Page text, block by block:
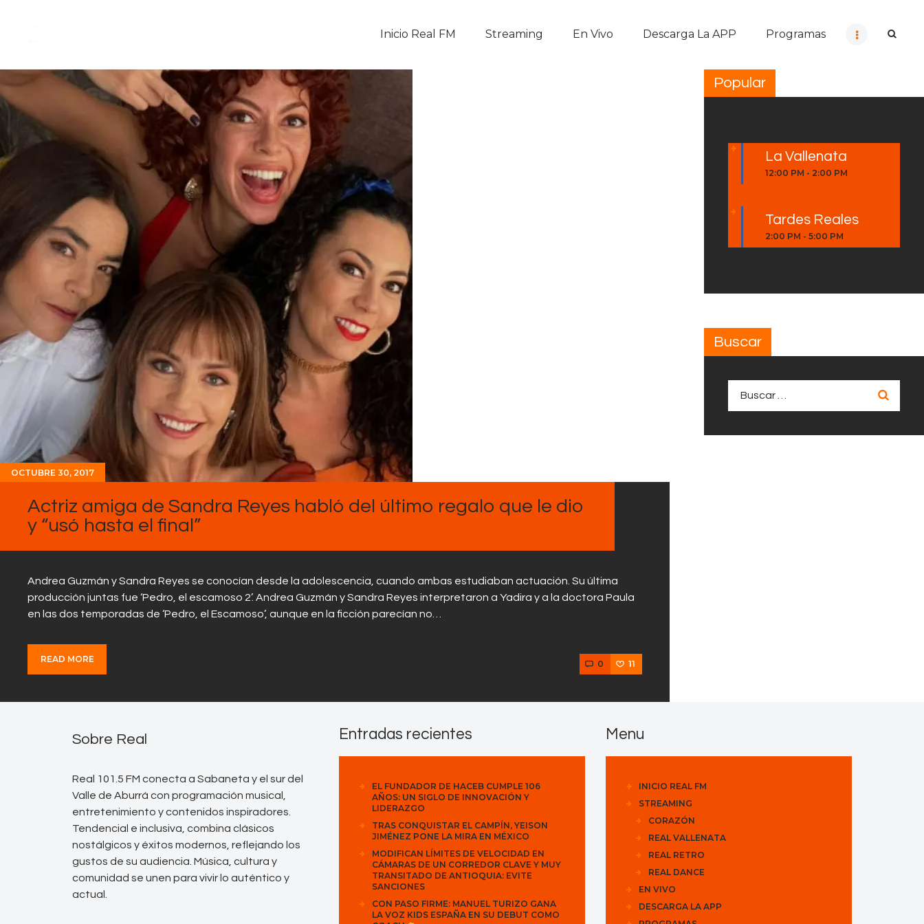
Inicio Real FM Streaming En Vivo Descarga La APP Programas
En Vivo
Descarga La APP
Programas
Noticias
Equipo
Sobre Nosotros
Contactos
OCTUBRE 30, 2017
Actriz amiga de Sandra Reyes habló del último regalo que le dio
y “usó hasta el final”
Andrea Guzmán y Sandra Reyes se conocían desde la adolescencia, cuando ambas estudiaban actuación. Su última
producción juntas fue ‘Pedro, el escamoso 2’. Andrea Guzmán y Sandra Reyes interpretaron a Yadira y a la doctora Paula
en las dos temporadas de ‘Pedro, el Escamoso’, aunque en la ficción parecían no…
READ MORE 0 11
Popular
La Vallenata
12:00 PM - 2:00 PM
Tardes Reales
2:00 PM -5:00 PM
Buscar
Sobre Real
Real 101.5 FM conecta a Sabaneta y el sur del
Valle de Aburrá con programación musical,
entretenimiento y contenidos inspiradores.
Tendencial e inclusiva, combina clásicos
nostálgicos y éxitos modernos, reflejando los
gustos de su audiencia. Música, cultura y
comunidad se unen para vivir lo auténtico y
actual.
Entradas recientes
EL FUNDADOR DE HACEB CUMPLE 106
AÑOS: UN SIGLO DE INNOVACIÓN Y
LIDERAZGO
TRAS CONQUISTAR EL CAMPÍN, YEISON
JIMÉNEZ PONE LA MIRA EN MÉXICO
MODIFICAN LÍMITES DE VELOCIDAD EN
CÁMARAS DE UN CORREDOR CLAVE Y MUY
TRANSITADO DE ANTIOQUIA: EVITE
SANCIONES
CON PASO FIRME: MANUEL TURIZO GANA
LA VOZ KIDS ESPAÑA EN SU DEBUT COMO
Menu
INICIO REAL FM
STREAMING
CORAZÓN
REAL VALLENATA
REAL RETRO
REAL DANCE
EN VIVO
DESCARGA LA APP